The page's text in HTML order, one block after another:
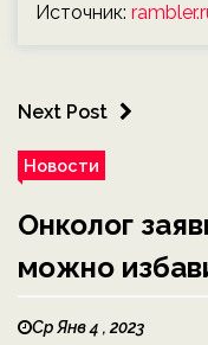
Источник:
Next Post
Новости
Онколог
можно
Ср Янв 4 , 2023